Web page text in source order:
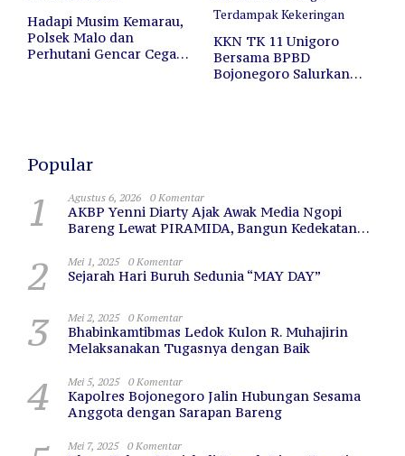
Hadapi Musim Kemarau,
Polsek Malo dan
Perhutani Gencar Cegah
KKN TK 11 Unigoro
Bersama BPBD
Bojonegoro Salurkan
Popular
1 Agustus 6, 2026 0 Komentar
AKBP Yenni Diarty Ajak Awak Media Ngopi
Bareng Lewat PIRAMIDA, Bangun Kedekatan
2 Mei 1, 2025 0 Komentar
Sejarah Hari Buruh Sedunia “MAY DAY”
3 Mei 2, 2025 0 Komentar
Bhabinkamtibmas Ledok Kulon R. Muhajirin
Melaksanakan Tugasnya dengan Baik
4 Mei 5, 2025 0 Komentar
Kapolres Bojonegoro Jalin Hubungan Sesama
Anggota dengan Sarapan Bareng
Mei 7, 2025 0 Komentar